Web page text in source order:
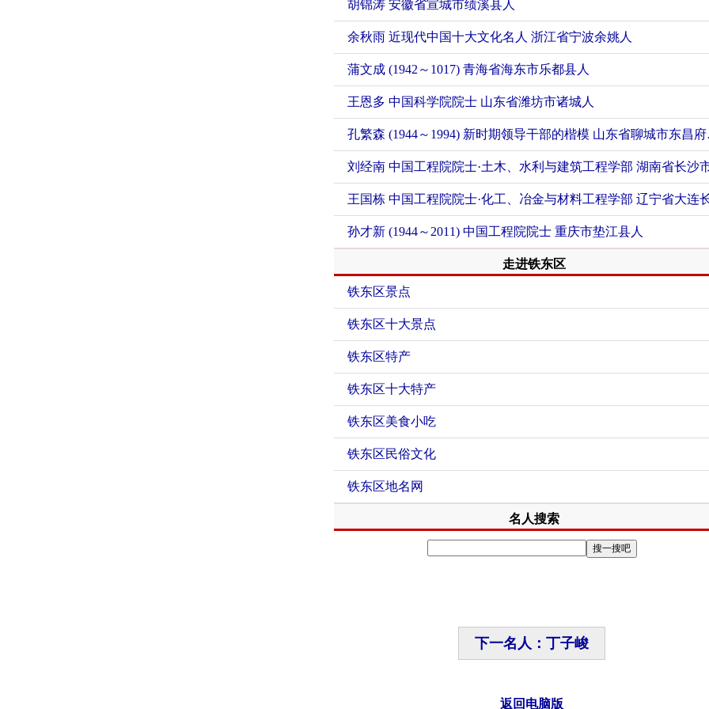
胡锦涛 安徽省宣城市绩溪县人
余秋雨 近现代中国十大文化名人 浙江省宁波余姚人
蒲文成 (1942～1017) 青海省海东市乐都县人
王恩多 中国科学院院士 山东省潍坊市诸城人
孔繁森 (1944～1994) 新时期领导干部的楷模 山东省聊城市东昌府区人
刘经南 中国工程院院士·土木、水利与建筑工程学部 湖南省长沙市天心区
王国栋 中国工程院院士·化工、冶金与材料工程学部 辽宁省大连长海县
孙才新 (1944～2011) 中国工程院院士 重庆市垫江县人
走进铁东区
铁东区景点
铁东区十大景点
铁东区特产
铁东区十大特产
铁东区美食小吃
铁东区民俗文化
铁东区地名网
名人搜索
下一名人：丁子峻
返回电脑版